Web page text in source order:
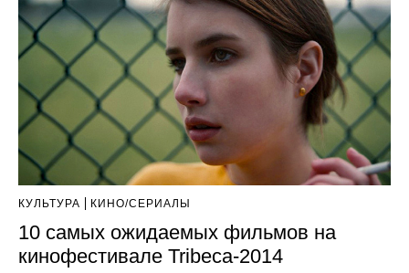
КУЛЬТУРА КИНО/СЕРИАЛЫ
10 самых ожидаемых фильмов на
кинофестивале Tribeca-2014